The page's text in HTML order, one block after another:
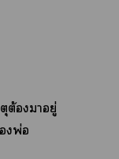
ต้องาอยู่
พ่อ